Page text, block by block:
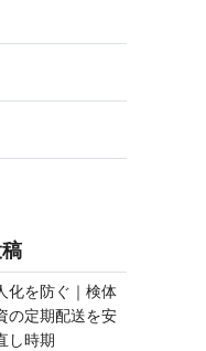
稿
化を防ぐ｜検体
の定期配送を安
し 時 期